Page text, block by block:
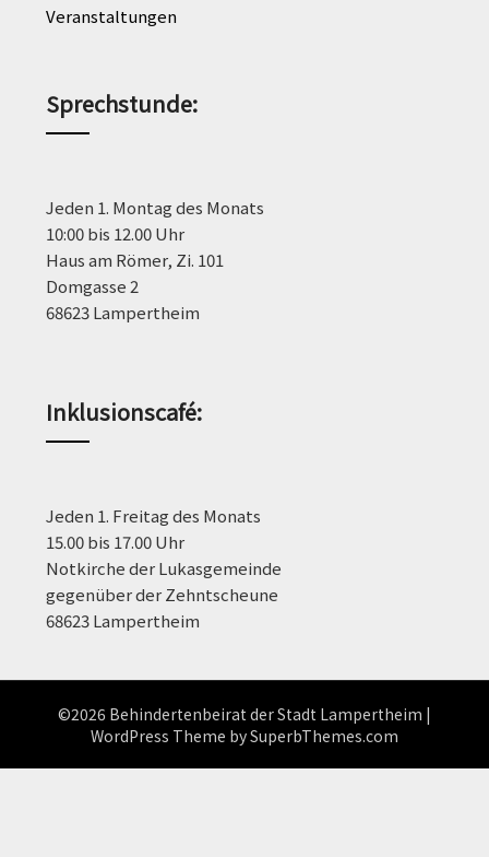
Veranstaltungen
Sprechstunde:
Jeden 1. Montag des Monats
10:00 bis 12.00 Uhr
Haus am Römer, Zi. 101
Domgasse 2
68623 Lampertheim
Inklusionscafé:
Jeden 1. Freitag des Monats
15.00 bis 17.00 Uhr
Notkirche der Lukasgemeinde
gegenüber der Zehntscheune
68623 Lampertheim
©2026 Behindertenbeirat der Stadt Lampertheim |
WordPress Theme bySuperbThemes.com